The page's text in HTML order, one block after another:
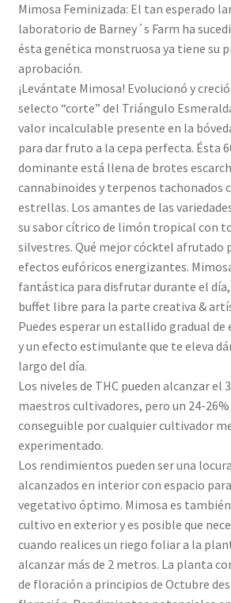
Mimosa Feminizada: El tan esperado
laboratorio de Barney´s Farm ha
ésta genética monstruosa ya tiene su
aprobación.
¡Levántate Mimosa! Evolucionó y
selecto “corte” del Triángulo
valor incalculable presente en la
para dar fruto a la cepa perfecta. Ésta
dominante está llena de brotes
cannabinoides y terpenos tachonados
estrellas. Los amantes de las
su sabor cítrico de limón tropical con
silvestres. Qué mejor cócktel afrutado
efectos eufóricos energizantes.
fantástica para disfrutar durante el día,
buffet libre para la parte creativa &
Puedes esperar un estallido gradual
y un efecto estimulante que te eleva
largo del día.
Los niveles de THC pueden alcanzar el
maestros cultivadores, pero un 24-
conseguible por cualquier cultivador
experimentado.
Los rendimientos pueden ser una
alcanzados en interior con espacio
vegetativo óptimo. Mimosa es
cultivo en exterior y es posible que
cuando realices un riego foliar a la
alcanzar más de 2 metros. La planta
de floración a principios de Octubre